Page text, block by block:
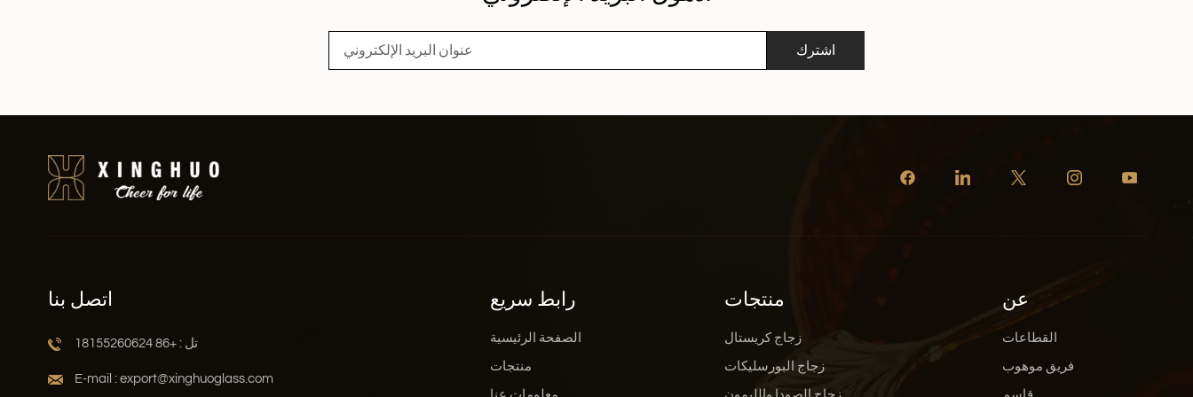
اشترك
اتصل بنا
تل : +86 18155260624
E-mail : export@xinghuoglass.com
رابط سريع
الصفحة الرئيسية
منتجات
منتجات
زجاج كريستال
زجاج البورسليكات
عن
القطاعات
فريق موهوب